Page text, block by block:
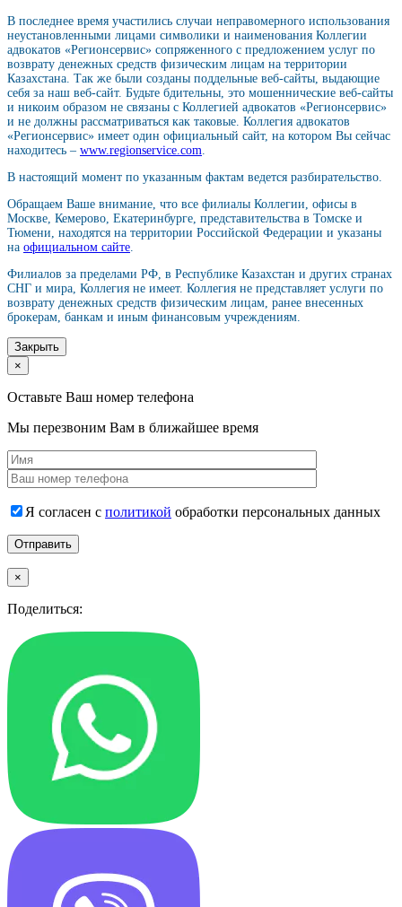
В последнее время участились случаи неправомерного использования
неустановленными лицами символики и наименования Коллегии
адвокатов «Регионсервис» сопряженного с предложением услуг по
возврату денежных средств физическим лицам на территории
Казахстана. Так же были созданы поддельные веб-сайты, выдающие
себя за наш веб-сайт. Будьте бдительны, это мошеннические веб-сайты
и никоим образом не связаны с Коллегией адвокатов «Регионсервис»
и не должны рассматриваться как таковые. Коллегия адвокатов
«Регионсервис» имеет один официальный сайт, на котором Вы сейчас
находитесь – www.regionservice.com
В настоящий момент по указанным фактам ведется разбирательство.
Обращаем Ваше внимание, что все филиалы Коллегии, офисы в
Москве, Кемерово, Екатеринбурге, представительства в Томске и
Тюмени, находятся на территории Российской Федерации и указаны
на официальном сайте
Филиалов за пределами РФ, в Республике Казахстан и других странах
СНГ и мира, Коллегия не имеет. Коллегия не представляет услуги по
возврату денежных средств физическим лицам, ранее внесенных
брокерам, банкам и иным финансовым учреждениям.
Закрыть
×
Оставьте Ваш номер телефона
Мы перезвоним Вам в ближайшее время
Я согласен с политикой обработки персональных данных
×
Поделиться: